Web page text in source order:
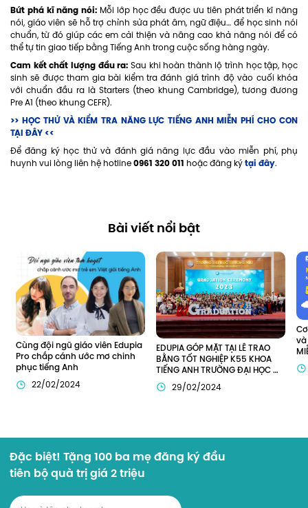
Bứt phá kĩ năng nói: Mỗi lớp học đều được ưu tiên phát triển kĩ năng
nói, giáo viên sẽ hỗ trợ chỉnh sửa phát âm, ngữ điệu… để học sinh nói
chuẩn, từ đó giúp các em cải thiện và nâng cao khả năng nói để có
thể tự tin giao tiếp bằng Tiếng Anh trong cuộc sống hàng ngày.
Cam kết chất lượng đầu ra: Sau khi hoàn thành lộ trình học tập, học
sinh sẽ được tham gia bài kiểm tra đánh giá trình độ vào cuối khóa
với chuẩn đầu ra là Starters (theo khung Cambridge), tương đương
Pre A1 (theo khung CEFR).
>> HỌC THỬ VÀ KIỂM TRA NĂNG LỰC TIẾNG ANH MIỄN PHÍ CHO CON
TẠI ĐÂY <<
Để đăng ký học thử và đánh giá năng lực đầu vào miễn phí, phụ
huynh vui lòng liên hệ hotline0961 320 011 hoặc đăng kýtại đây.
Bài viết nổi bật
Cùng đội ngũ giáo viên Edupia
Pro chắp cánh ước mơ chinh
phục tiếng Anh
22/02/2024
EDUPIA GÓP MẶT TẠI LỄ TRAO
BẰNG TỐT NGHIỆP K55 KHOA
TIẾNG ANH TRƯỜNG ĐẠI HỌC
THƯƠNG MẠI (TMU)
29/02/2024
Đặc biệt! Tặng 100 ba mẹ đăng ký đầu
tiên bộ quà trị giá 2 triệu